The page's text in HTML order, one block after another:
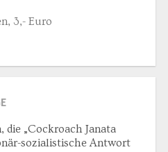
3,- Euro
die „Cockroach Janata
sozialistische Antwort